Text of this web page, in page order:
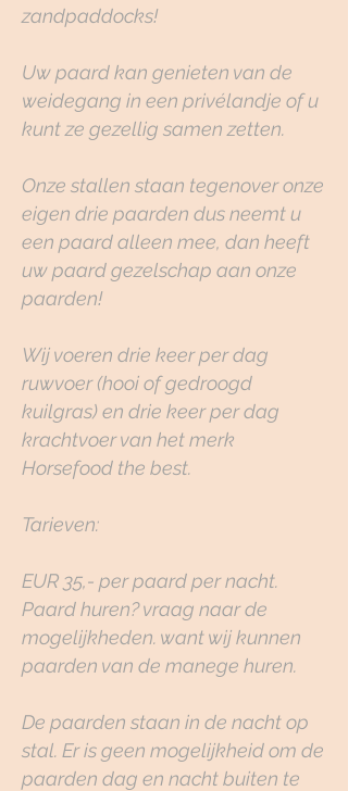
zandpaddocks!
Uw paard kan genieten van de
weidegang in een privélandje of u
kunt ze gezellig samen zetten.
Onze stallen staan tegenover onze
eigen drie paarden dus neemt u
een paard alleen mee, dan heeft
uw paard gezelschap aan onze
paarden!
Wij voeren drie keer per dag
ruwvoer (hooi of gedroogd
kuilgras) en drie keer per dag
krachtvoer van het merk
Horsefood the best.
Tarieven:
EUR 35,- per paard per nacht.
Paard huren? vraag naar de
mogelijkheden. want wij kunnen
paarden van de manege huren.
De paarden staan in de nacht op
stal. Er is geen mogelijkheid om de
paarden dag en nacht buiten te